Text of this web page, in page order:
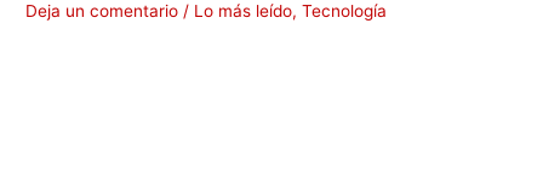
Deja un comentario / Lo más leído,Tecnología